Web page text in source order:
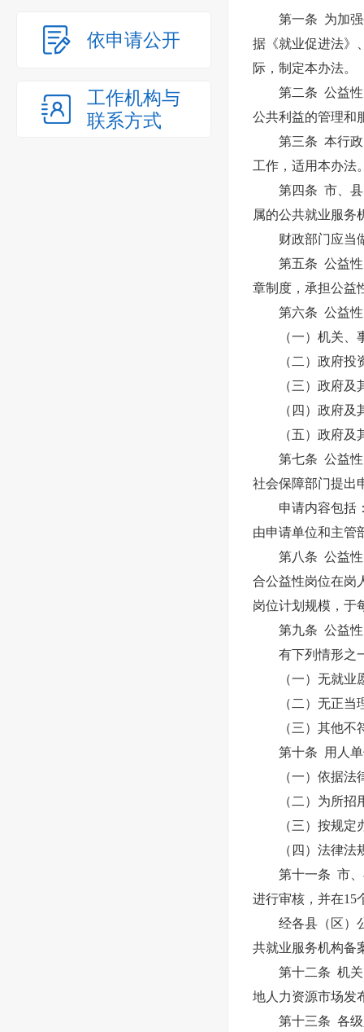
依申请公开
工作机构与
联系方式
第一条 为加强公
据《就业促进法》
际，制定本办法。
第二条 公益性岗
公共利益的管理和
第三条 本行政区
工作，适用本办法
第四条 市、县（
属的公共就业服务
财政部门应当做
第五条 公益性岗
章制度，承担公益
第六条 公益性岗
（一）机关、事
（二）政府投资
（三）政府及其
（四）政府及其
（五）政府及其
第七条 公益性岗
社会保障部门提出
申请内容包括：
由申请单位和主管
第八条 公益性岗
合公益性岗位在岗
岗位计划规模，于
第九条 公益性岗
有下列情形之一
（一）无就业愿
（二）无正当理
（三）其他不符
第十条 用人单位
（一）依据法律
（二）为所招用
（三）按规定
（四）法律法规
第十一条 市、县
进行审核，并在15
经各县（区）公
共就业服务机构备
第十二条 机关、
地人力资源市场发
第十三条 各级人